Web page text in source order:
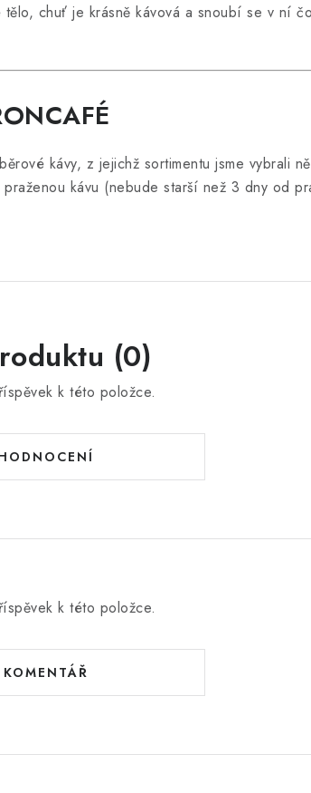
tělo, chuť je krásně kávová a snoubí se v ní
kávy, z jejichž sortimentu jsme vybrali
kávu (nebude starší než 3 dny od
(0)
k této položce.
k této položce.